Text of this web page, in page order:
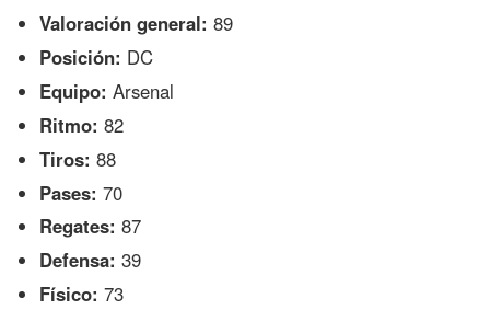
Valoración general: 89
Posición: DC
Equipo: Arsenal
Ritmo: 82
Tiros: 88
Pases: 70
Regates: 87
Defensa: 39
Físico: 73